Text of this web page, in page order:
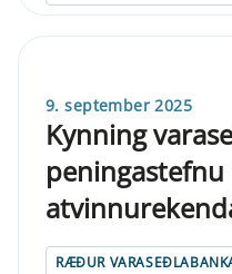
9. september 2025
Kynning
peningastefnu
RÆÐUR